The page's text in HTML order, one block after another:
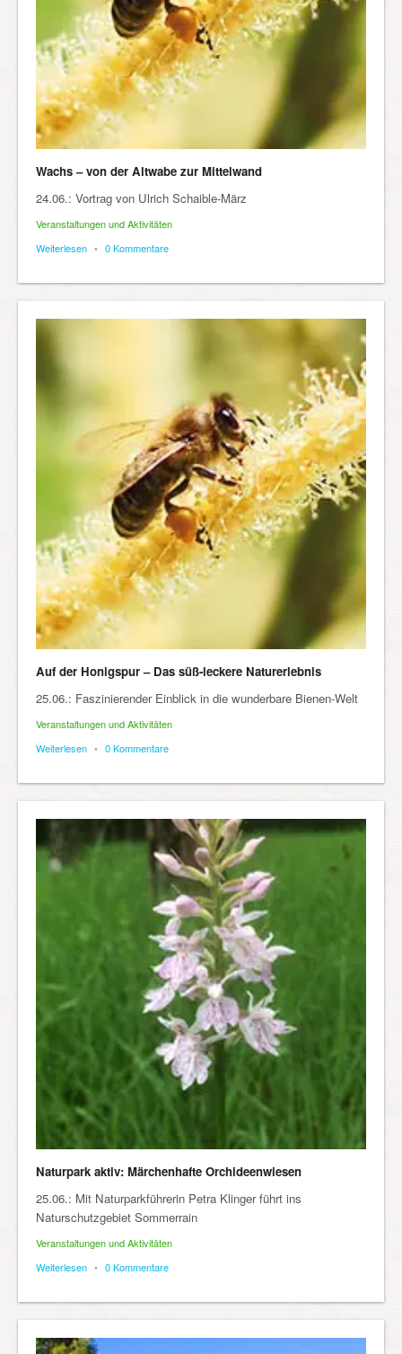
Wachs – von der Altwabe zur Mittelwand
24.06.: Vortrag von Ulrich Schaible-März
Veranstaltungen und Aktivitäten
Weiterlesen • 0 Kommentare
Auf der Honigspur – Das süß-leckere Naturerlebnis
25.06.: Faszinierender Einblick in die wunderbare Bienen-Welt
Veranstaltungen und Aktivitäten
Weiterlesen • 0 Kommentare
Naturpark aktiv: Märchenhafte Orchideenwiesen
25.06.: Mit Naturparkführerin Petra Klinger führt ins
Naturschutzgebiet Sommerrain
Veranstaltungen und Aktivitäten
Weiterlesen • 0 Kommentare